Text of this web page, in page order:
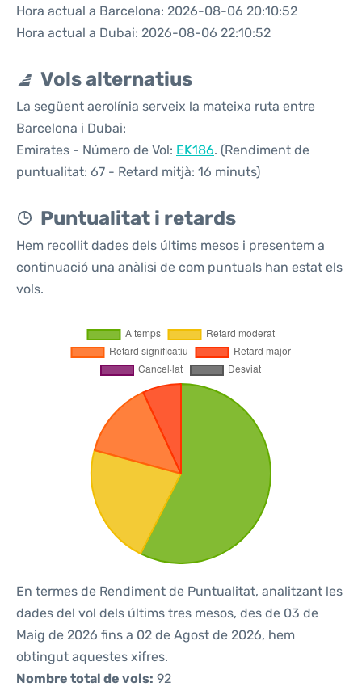
Hora actual a Barcelona: 2026-08-06 20:10:52
Hora actual a Dubai: 2026-08-06 22:10:52
Vols alternatius
La següent aerolínia serveix la mateixa ruta entre
Barcelona i Dubai:
Emirates - Número de Vol: EK186. (Rendiment de
puntualitat: 67 - Retard mitjà: 16 minuts)
Puntualitat i retards
Hem recollit dades dels últims mesos i presentem a
continuació una anàlisi de com puntuals han estat els
vols.
En termes de Rendiment de Puntualitat, analitzant les
dades del vol dels últims tres mesos, des de 03 de
Maig de 2026 fins a 02 de Agost de 2026, hem
obtingut aquestes xifres.
Nombre total de vols: 92